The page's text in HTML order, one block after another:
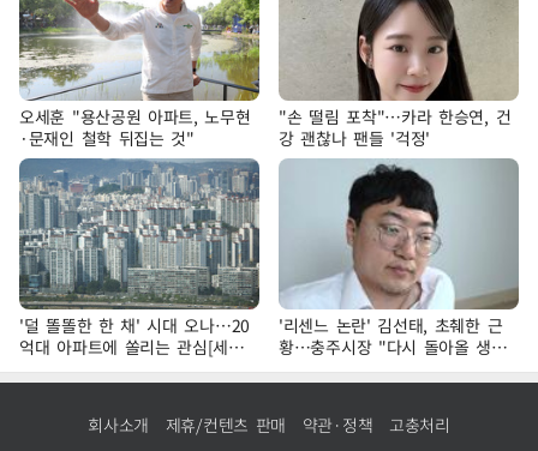
오세훈 "용산공원 아파트, 노무현
·문재인 철학 뒤집는 것"
"손 떨림 포착"…카라 한승연, 건
강 괜찮나 팬들 '걱정'
'덜 똘똘한 한 채' 시대 오나…20
억대 아파트에 쏠리는 관심[세제
개편, 그 이후②]
'리센느 논란' 김선태, 초췌한 근
황…충주시장 "다시 돌아올 생
각?"
회사소개 제휴/컨텐츠 판매 약관·정책 고충처리